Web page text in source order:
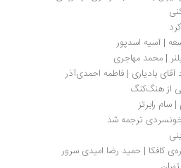
اسدپور
مهاجری
| فاطمه احمدی‌آذر
ترجمه شد
| حمید رضا امیدی سرور